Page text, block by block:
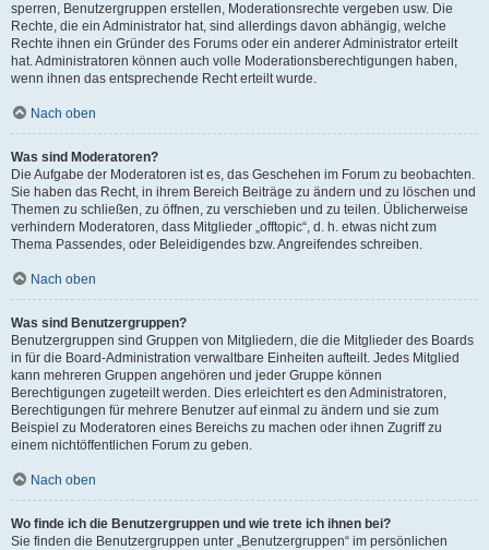
sperren, Benutzergruppen erstellen, Moderationsrechte vergeben usw. Die
Rechte, die ein Administrator hat, sind allerdings davon abhängig, welche
Rechte ihnen ein Gründer des Forums oder ein anderer Administrator erteilt
hat. Administratoren können auch volle Moderationsberechtigungen haben,
wenn ihnen das entsprechende Recht erteilt wurde.
Nach oben
Was sind Moderatoren?
Die Aufgabe der Moderatoren ist es, das Geschehen im Forum zu beobachten.
Sie haben das Recht, in ihrem Bereich Beiträge zu ändern und zu löschen und
Themen zu schließen, zu öffnen, zu verschieben und zu teilen. Üblicherweise
verhindern Moderatoren, dass Mitglieder „offtopic“, d. h. etwas nicht zum
Thema Passendes, oder Beleidigendes bzw. Angreifendes schreiben.
Nach oben
Was sind Benutzergruppen?
Benutzergruppen sind Gruppen von Mitgliedern, die die Mitglieder des Boards
in für die Board-Administration verwaltbare Einheiten aufteilt. Jedes Mitglied
kann mehreren Gruppen angehören und jeder Gruppe können
Berechtigungen zugeteilt werden. Dies erleichtert es den Administratoren,
Berechtigungen für mehrere Benutzer auf einmal zu ändern und sie zum
Beispiel zu Moderatoren eines Bereichs zu machen oder ihnen Zugriff zu
einem nichtöffentlichen Forum zu geben.
Nach oben
Wo finde ich die Benutzergruppen und wie trete ich ihnen bei?
Sie finden die Benutzergruppen unter „Benutzergruppen“ im persönlichen